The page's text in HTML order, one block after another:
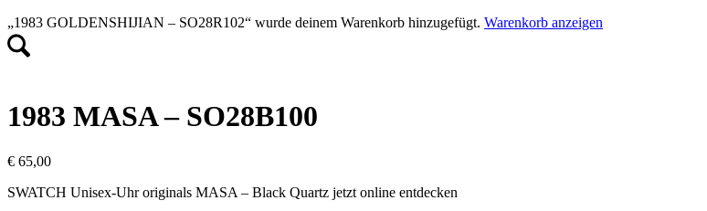
„1983 GOLDENSHIJIAN – SO28R102“ wurde deinem Warenkorb hinzugefügt. Warenkorb anzeigen
1983 MASA – SO28B100
€ 65,00
SWATCH Unisex-Uhr originals MASA – Black Quartz jetzt online entdecken